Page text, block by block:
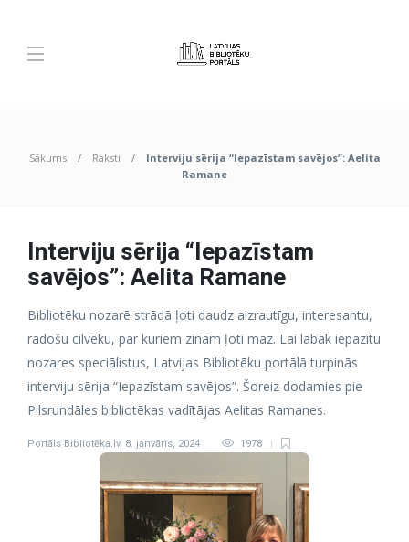
Sākums Raksti
Interviju sērija “Iepazīstam savējos”: Aelita
Ramane
Interviju sērija “Iepazīstam
savējos”: Aelita Ramane
Bibliotēku nozarē strādā ļoti daudz aizrautīgu, interesantu,
radošu cilvēku, par kuriem zinām ļoti maz. Lai labāk iepazītu
nozares speciālistus, Latvijas Bibliotēku portālā turpinās
interviju sērija “Iepazīstam savējos”. Šoreiz dodamies pie
Pilsrundāles bibliotēkas vadītājas Aelitas Ramanes.
Portāls Bibliotēka.lv, 8. janvāris, 2024 1978